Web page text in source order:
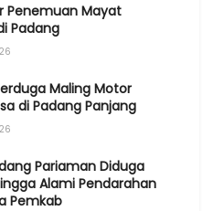
Penemuan Mayat
Padang
Maling Motor
di Padang Panjang
Pariaman Diduga
Alami Pendarahan
Pemkab